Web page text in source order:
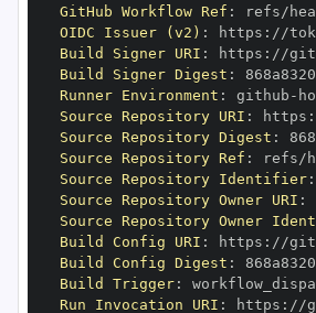
GitHub Workflow Ref :
OIDC Issuer (v2) : https :
Build Signer URI : https : //
Build Signer Digest :
Runner Environment : github -
Source Repository URI : https :
Source Repository Digest :
Source Repository Ref :
Source Repository Identifier:
Source Repository Owner URI :
Source Repository Owner
Build Config URI : https : //
Build Config Digest :
Build Trigger:
Run Invocation URI : https :